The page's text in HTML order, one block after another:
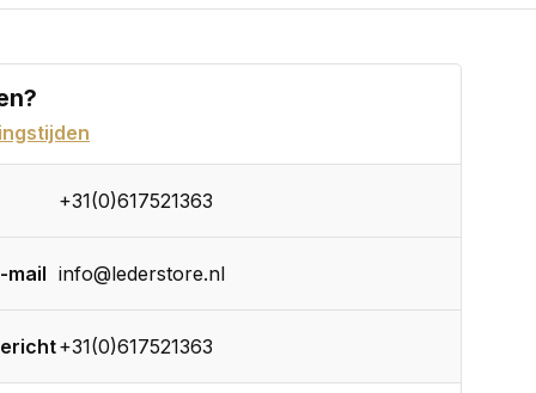
+31(0)617521363
mail info@lederstore.nl
+31(0)617521363